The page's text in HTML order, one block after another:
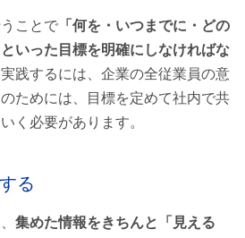
ことで 「何を・いつまでに・どの
いった目標を明確にしなければな
践するには、企業の全従業員の意
ためには、目標を定めて社内で共
く必要があります。
る
集めた情報をきちんと「見える